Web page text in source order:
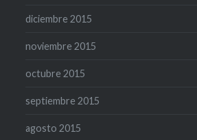
diciembre 2015
noviembre 2015
octubre 2015
septiembre 2015
agosto 2015